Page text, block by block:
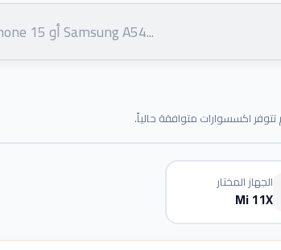
تتوفر اكسسوارات متوافقة حالياً.
الجهاز المختار
Mi 11X